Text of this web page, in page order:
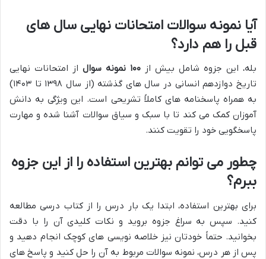
آیا نمونه سوالات امتحانات نهایی سال های
قبل را هم دارد؟
بله، این جزوه شامل بیش از ۱۰۰ نمونه سوال
از امتحانات نهایی
تاریخ دوازدهم انسانی در سال های گذشته (از سال ۱۳۹۸ تا ۱۴۰۳)
به همراه پاسخنامه های کاملاً تشریحی است. این ویژگی به دانش
آموزان کمک می کند تا با سبک و سیاق سوالات آشنا شده و مهارت
پاسخگویی خود را تقویت کنند.
چطور می توانم بهترین استفاده را از این جزوه
ببرم؟
برای بهترین استفاده، ابتدا یک بار درس را از کتاب درسی مطالعه
کنید. سپس به سراغ جزوه بروید و نکات کلیدی آن را با دقت
بخوانید. حتماً خودتان نیز خلاصه نویسی های کوچک انجام دهید و
پس از هر درس، نمونه سوالات مربوط به آن را حل کنید و پاسخ های